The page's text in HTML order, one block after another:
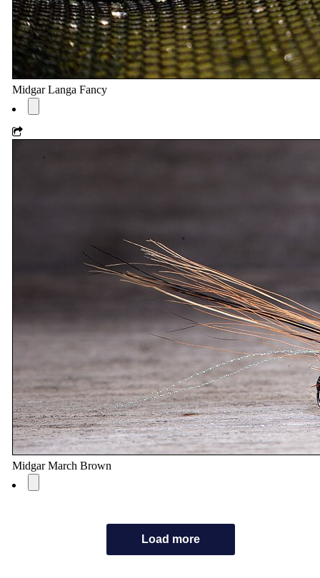
Midgar Langa Fancy
Midgar March Brown
Load more